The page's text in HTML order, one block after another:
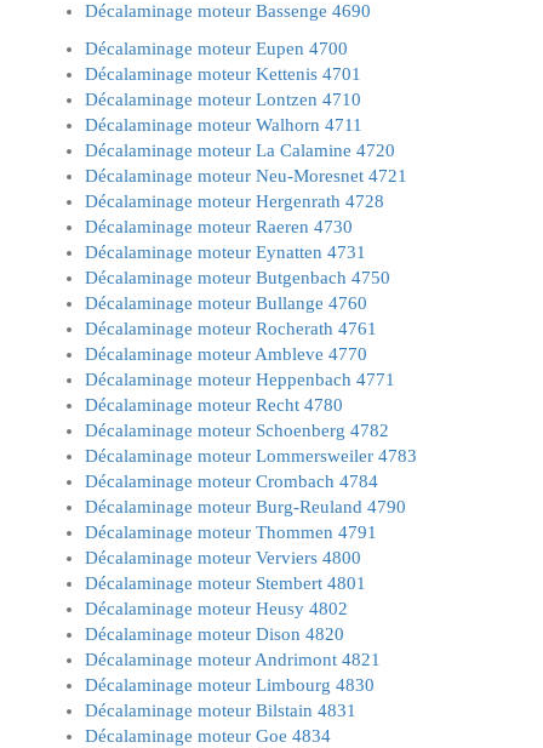
Décalaminage moteur Bassenge 4690
Décalaminage moteur Eupen 4700
Décalaminage moteur Kettenis 4701
Décalaminage moteur Lontzen 4710
Décalaminage moteur Walhorn 4711
Décalaminage moteur La Calamine 4720
Décalaminage moteur Neu-Moresnet 4721
Décalaminage moteur Hergenrath 4728
Décalaminage moteur Raeren 4730
Décalaminage moteur Eynatten 4731
Décalaminage moteur Butgenbach 4750
Décalaminage moteur Bullange 4760
Décalaminage moteur Rocherath 4761
Décalaminage moteur Ambleve 4770
Décalaminage moteur Heppenbach 4771
Décalaminage moteur Recht 4780
Décalaminage moteur Schoenberg 4782
Décalaminage moteur Lommersweiler 4783
Décalaminage moteur Crombach 4784
Décalaminage moteur Burg-Reuland 4790
Décalaminage moteur Thommen 4791
Décalaminage moteur Verviers 4800
Décalaminage moteur Stembert 4801
Décalaminage moteur Heusy 4802
Décalaminage moteur Dison 4820
Décalaminage moteur Andrimont 4821
Décalaminage moteur Limbourg 4830
Décalaminage moteur Bilstain 4831
Décalaminage moteur Goe 4834